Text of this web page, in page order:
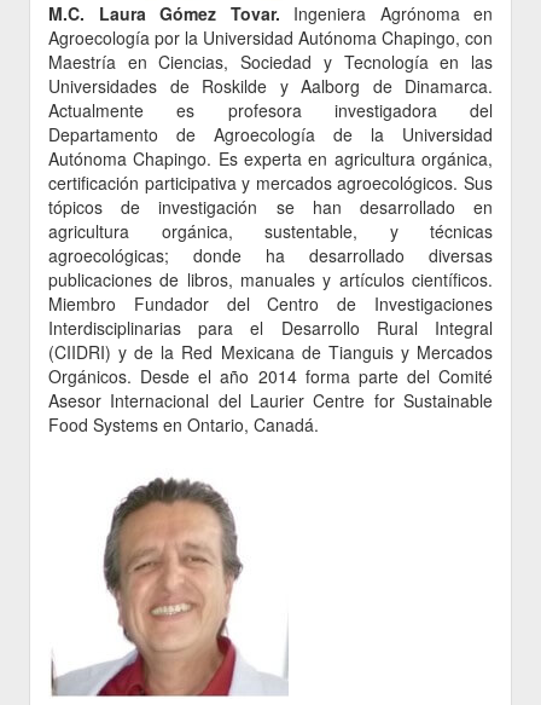
M.C. Laura Gómez Tovar. Ingeniera Agrónoma en
Agroecología por la Universidad Autónoma Chapingo, con
Maestría en Ciencias, Sociedad y Tecnología en las
Universidades de Roskilde y Aalborg de Dinamarca.
Actualmente es profesora investigadora del
Departamento de Agroecología de la Universidad
Autónoma Chapingo. Es experta en agricultura orgánica,
certificación participativa y mercados agroecológicos. Sus
tópicos de investigación se han desarrollado en
agricultura orgánica, sustentable, y técnicas
agroecológicas; donde ha desarrollado diversas
publicaciones de libros, manuales y artículos científicos.
Miembro Fundador del Centro de Investigaciones
Interdisciplinarias para el Desarrollo Rural Integral
(CIIDRI) y de la Red Mexicana de Tianguis y Mercados
Orgánicos. Desde el año 2014 forma parte del Comité
Asesor Internacional del Laurier Centre for Sustainable
Food Systems en Ontario, Canadá.